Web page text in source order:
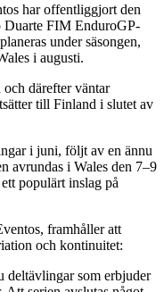
har offentliggjort den
Duarte FIM EnduroGP-
under säsongen,
i augusti.
därefter väntar
till Finland i slutet av
i juni, följt av en ännu
avrundas i Wales den 7–9
populärt inslag på
framhåller att
och kontinuitet:
deltävlingar som erbjuder